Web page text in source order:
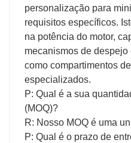
personalização para
requisitos específicos.
na potência do motor,
mecanismos de
como compartimentos
especializados.
P: Qual é a sua
(MOQ)?
R: Nosso MOQ é uma
P: Qual é o prazo de